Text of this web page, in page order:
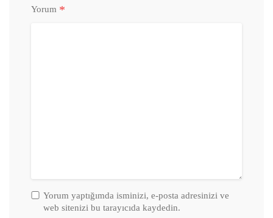
Yorum *
Yorum yaptığımda isminizi, e-posta adresinizi ve
web sitenizi bu tarayıcıda kaydedin.